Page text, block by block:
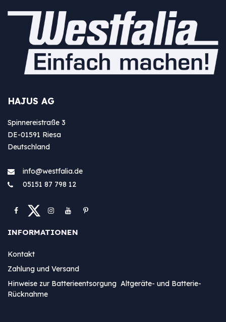
HAJUS AG
Spinnereistraße 3
DE-01591 Riesa
Deutschland
info@westfa​lia.de
05151 87 798 12
INFORMATIONEN
Kontakt
Zahlung und Versand
Hinweise zur Batterieentsorgung Altgeräte- und Batterie-
Rücknahme